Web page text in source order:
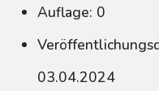
Auflage: 0
03.04.2024